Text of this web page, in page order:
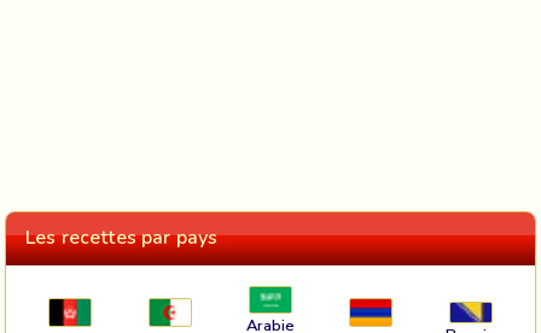
Les recettes par pays
Arabie